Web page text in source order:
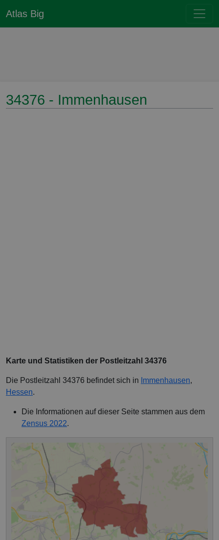
Atlas Big
34376 - Immenhausen
Karte und Statistiken der Postleitzahl 34376
Die Postleitzahl 34376 befindet sich in Immenhausen,
Hessen.
Die Informationen auf dieser Seite stammen aus dem
Zensus 2022.